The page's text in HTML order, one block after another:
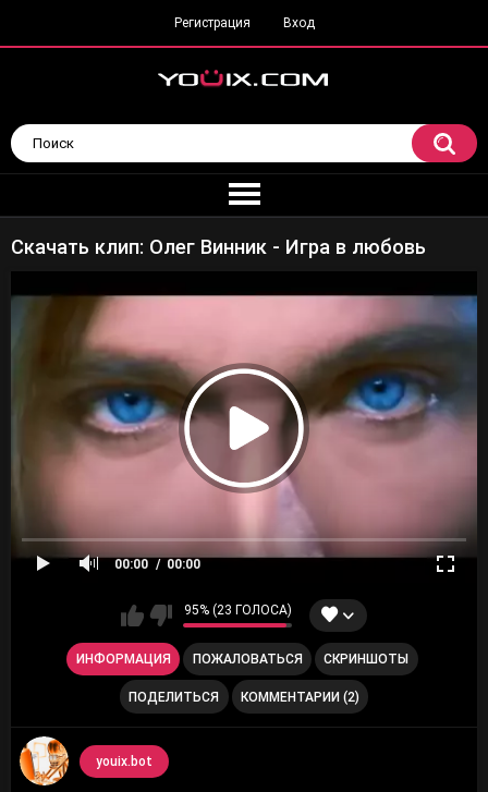
Регистрация Вход
Скачать клип: Олег Винник - Игра в любовь
00:00 00:00
95% (23 ГОЛОСА)
ИНФОРМАЦИЯ ПОЖАЛОВАТЬСЯ СКРИНШОТЫ
ПОДЕЛИТЬСЯ КОММЕНТАРИИ (2)
youix.bot